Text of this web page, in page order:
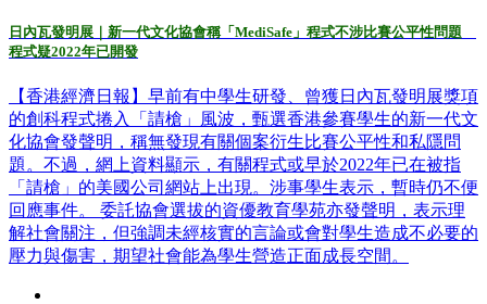
日內瓦發明展｜新一代文化協會稱「MediSafe」程式不涉比賽公平性問題
程式疑2022年已開發
【香港經濟日報】早前有中學生研發、曾獲日內瓦發明展獎項
的創科程式捲入「請槍」風波，甄選香港參賽學生的新一代文
化協會發聲明，稱無發現有關個案衍生比賽公平性和私隱問
題。不過，網上資料顯示，有關程式或早於2022年已在被指
「請槍」的美國公司網站上出現。涉事學生表示，暫時仍不便
回應事件。 委託協會選拔的資優教育學苑亦發聲明，表示理
解社會關注，但強調未經核實的言論或會對學生造成不必要的
壓力與傷害，期望社會能為學生營造正面成長空間。